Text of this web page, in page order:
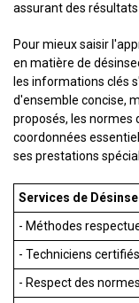
assurant des
Pour mieux saisir
en matière de
les informations clés
d'ensemble concise,
proposés, les normes
coordonnées
ses prestations
Services de
- Méthodes
- Techniciens
- Respect des